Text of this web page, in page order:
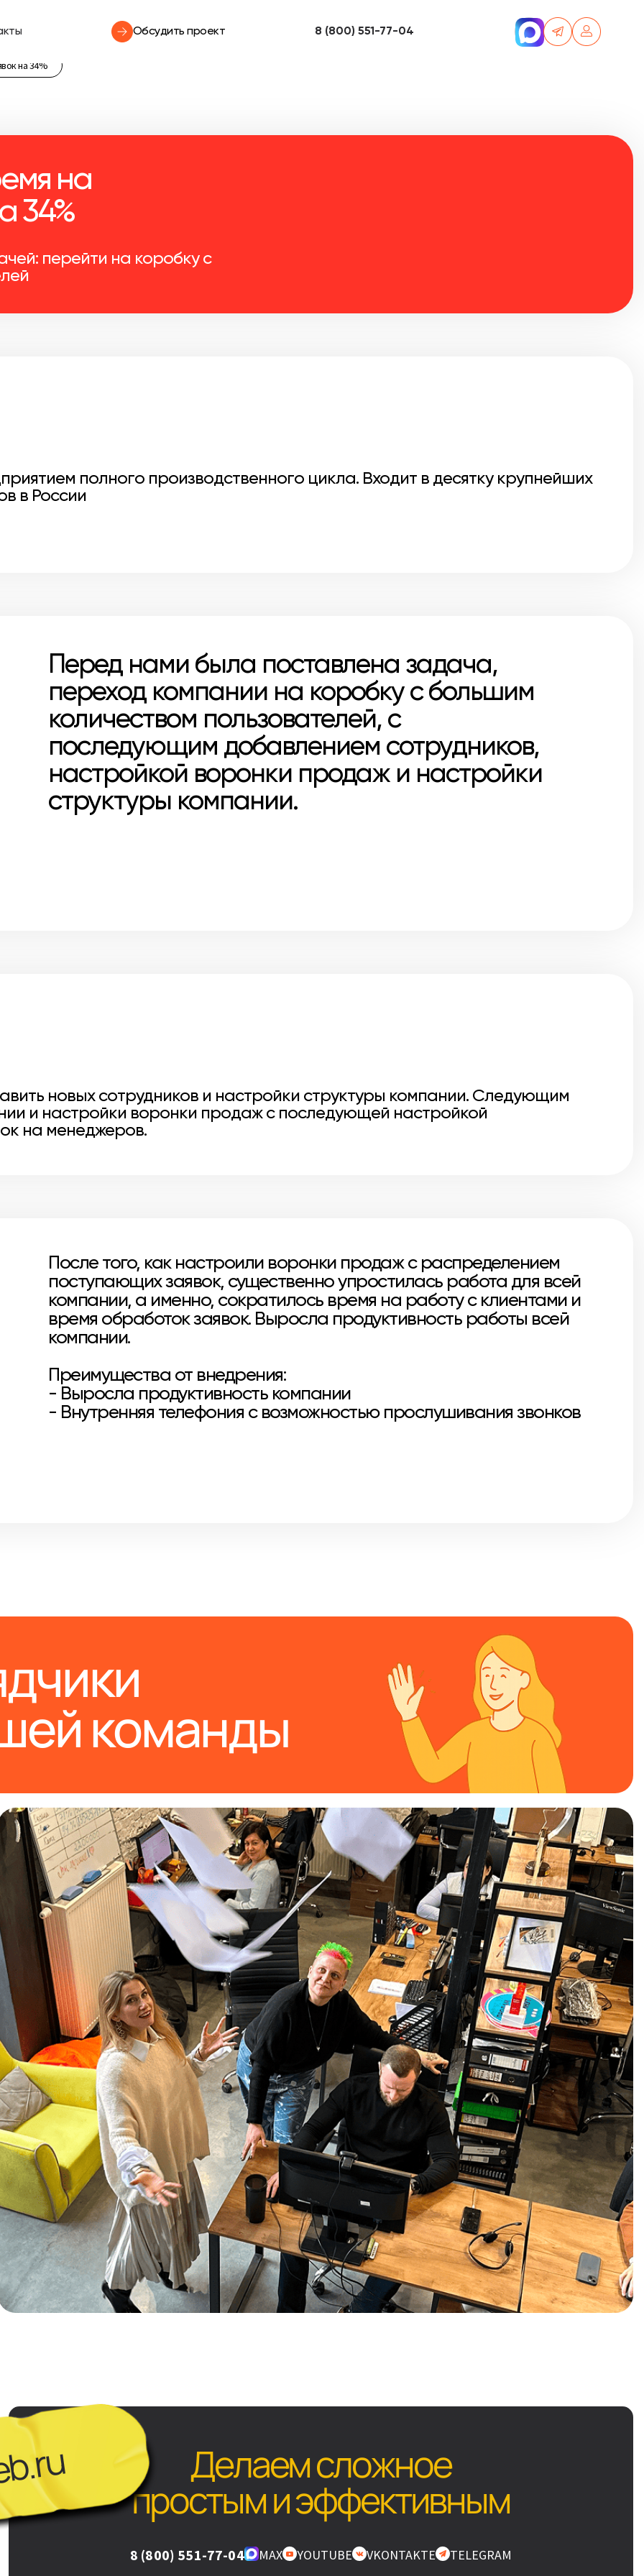
Обсудить проект 8 (800) 551-77-04
на 34%
на
34%
перейти на коробку с
полного производственного цикла. Входит в десятку крупнейших
в России
Перед нами была поставлена задача,
переход компании на коробку с большим
количеством пользователей, с
последующим добавлением сотрудников,
настройкой воронки продаж и настройки
структуры компании.
новых сотрудников и настройки структуры компании. Следующим
и настройки воронки продаж с последующей настройкой
на менеджеров.
После того, как настроили воронки продаж с распределением
поступающих заявок, существенно упростилась работа для всей
компании, а именно, сократилось время на работу с клиентами и
время обработок заявок. Выросла продуктивность работы всей
компании.
Преимущества от внедрения:
- Выросла продуктивность компании
- Внутренняя телефония с возможностью прослушивания звонков
команды
Делаем сложное
простым и эффективным
8 (800) 551-77-04 MAX YOUTUBE VKONTAKTE TELEGRAM